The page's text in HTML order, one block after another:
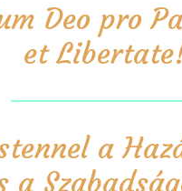
Deo pro
et
a
a